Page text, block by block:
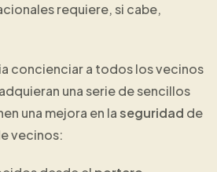
requiere, si cabe,
concienciar a todos los vecinos
una serie de sencillos
una mejora en laseguridad de
vecinos: